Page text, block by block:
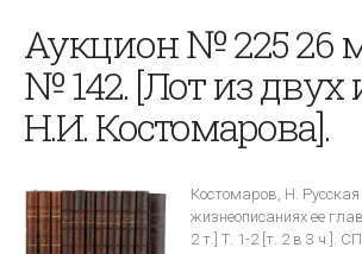
Аукцион № 225 26
№ 142. [Лот из
Н.И. Костомарова].
Костомаров, Н. Русская
жизнеописаниях ее
2 т.] Т. 1-2 [т. 2 в 3 ч.].